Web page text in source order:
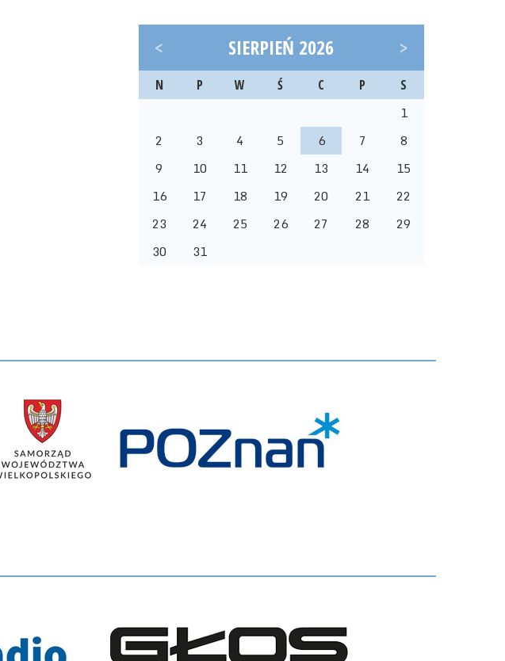
< SIERPIEŃ 2026 >
N P W Ś C P S
1
2
3 4 5 6 7
8
9
10 11 12 13 14
15
16
17 18 19 20 21
22
23
24 25 26 27 28
29
30
31